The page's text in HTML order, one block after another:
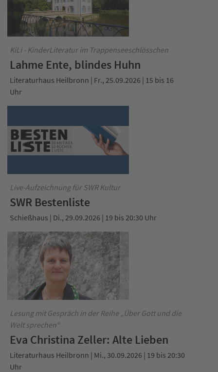
KiLi - KinderLiteratur im Trappenseeschlösschen
Lahme Ente, blindes Huhn
Literaturhaus Heilbronn | Fr., 25.09.2026 | 15 bis 16
Uhr
Live-Aufzeichnung für SWR Kultur
SWR Bestenliste
Schießhaus | Di., 29.09.2026 | 19 bis 20:30 Uhr
Lesung mit Gespräch in der Reihe „Über Gott und die
Welt sprechen“
Eva Christina Zeller: Alte Lieben
Literaturhaus Heilbronn | Mi., 30.09.2026 | 19 bis 20:30
Uhr